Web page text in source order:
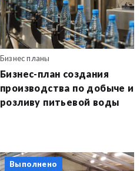
Бизнес планы
Бизнес-план создания
производства по добыче и
розливу питьевой воды
Выполнено